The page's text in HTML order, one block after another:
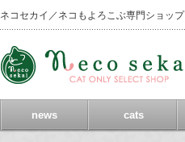
ネコセカイ／ネコもよろこぶ専門ショップ
news cats